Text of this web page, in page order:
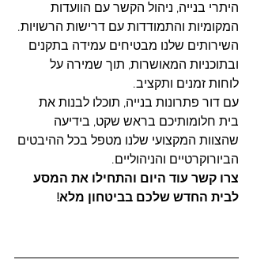
היתרי בנייה, ניהול הקשר עם הוועדות
המקומיות והתמודדות עם דרישות הרשויות.
השירותים שלנו מבטיחים עמידה בתקנים
ובתוכניות המאושרות, תוך שמירה על
לוחות זמנים ותקציב.
עם דור פתרונות בנייה, תוכלו לבנות את
בית חלומותיכם בראש שקט, בידיעה
שהצוות המקצועי שלנו מטפל בכל ההיבטים
הביורוקרטיים והניהוליים.
צרו קשר עוד היום והתחילו את המסע
לבית החדש שלכם בביטחון מלא!